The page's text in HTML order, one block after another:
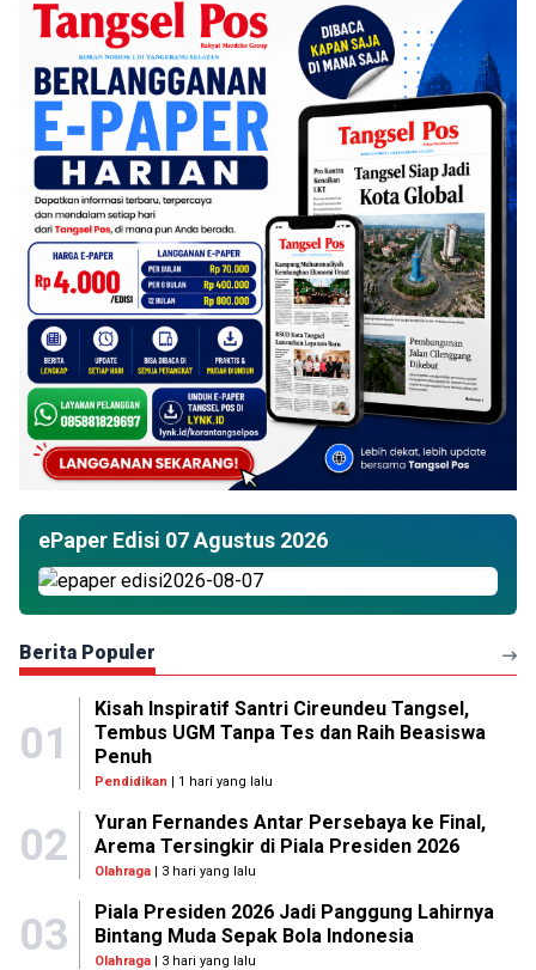
ePaper Edisi 07 Agustus 2026
Berita Populer
01
Kisah Inspiratif Santri Cireundeu Tangsel,
Tembus UGM Tanpa Tes dan Raih Beasiswa
Penuh
Pendidikan | 1 hari yang lalu
02
Yuran Fernandes Antar Persebaya ke Final,
Arema Tersingkir di Piala Presiden 2026
Olahraga| 3 hari yang lalu
03
Piala Presiden 2026 Jadi Panggung Lahirnya
Bintang Muda Sepak Bola Indonesia
Olahraga| 3 hari yang lalu